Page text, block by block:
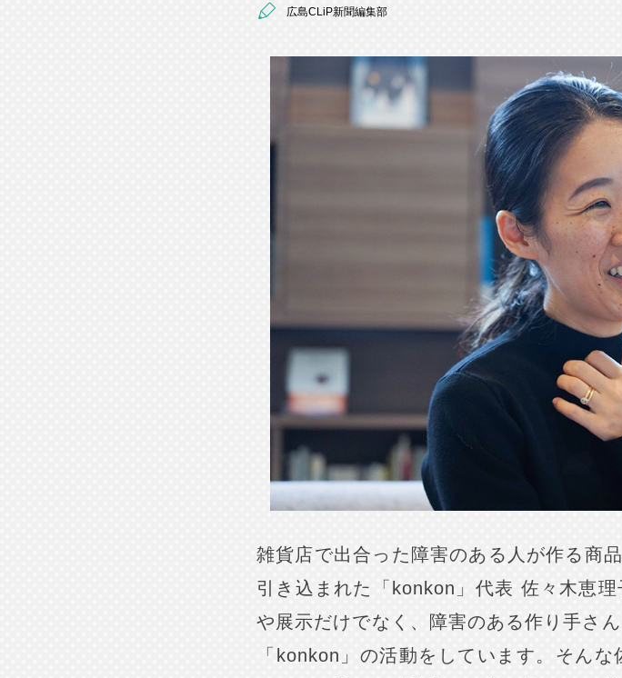
広島CLiP新聞編集部
雑貨店で出合った障害のある人が作る商
引き込まれた「konkon」代表 佐々木恵
や展示だけでなく、障害のある作り手さ
「konkon」の活動をしています。そん